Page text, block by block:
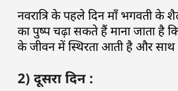
नवरात्रि के पहले दिन माँ भगवती के
का पुष्प चढ़ा सकते हैं माना जाता है
के जीवन में स्थिरता आती है और साथ
2) दूसरा दिन :